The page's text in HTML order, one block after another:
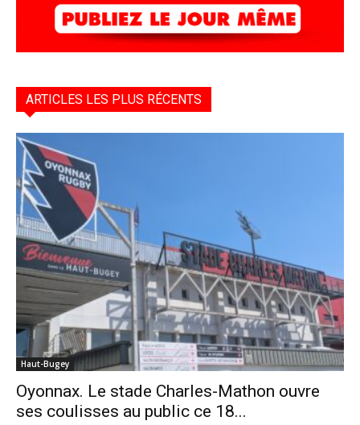
ARTICLES LES PLUS RÉCENTS
Haut-Bugey
Oyonnax. Le stade Charles-Mathon ouvre
ses coulisses au public ce 18...